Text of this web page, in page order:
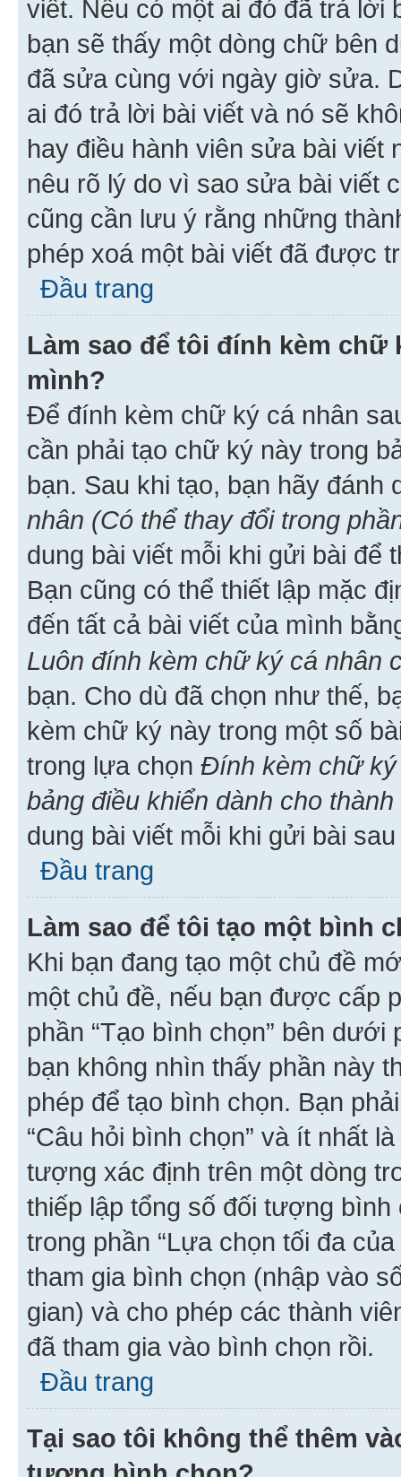
viết. Nếu có một ai đó đã trả lời
bạn sẽ thấy một dòng chữ bên
đã sửa cùng với ngày giờ sửa.
ai đó trả lời bài viết và nó sẽ
hay điều hành viên sửa bài viết
nêu rõ lý do vì sao sửa bài viết
cũng cần lưu ý rằng những
phép xoá một bài viết đã được
Đầu trang
Làm sao để tôi đính kèm chữ
mình?
Để đính kèm chữ ký cá nhân
cần phải tạo chữ ký này trong
bạn. Sau khi tạo, bạn hãy
nhân (Có thể thay đổi trong
dung bài viết mỗi khi gửi bài để
Bạn cũng có thể thiết lập mặc
đến tất cả bài viết của mình
Luôn đính kèm chữ ký cá nhân
bạn. Cho dù đã chọn như thế,
kèm chữ ký này trong một số
trong lựa chọn Đính kèm chữ
bảng điều khiển dành cho
dung bài viết mỗi khi gửi bài sau
Đầu trang
Làm sao để tôi tạo một bình
Khi bạn đang tạo một chủ đề
một chủ đề, nếu bạn được cấp
phần “Tạo bình chọn” bên
bạn không nhìn thấy phần này
phép để tạo bình chọn. Bạn
“Câu hỏi bình chọn” và ít nhất
tượng xác định trên một dòng
thiếp lập tổng số đối tượng
trong phần “Lựa chọn tối đa
tham gia bình chọn (nhập vào
gian) và cho phép các thành
đã tham gia vào bình chọn rồi.
Đầu trang
Tại sao tôi không thể thêm